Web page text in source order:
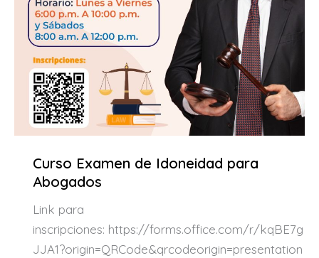
Curso Examen de Idoneidad para
Abogados
Link para
inscripciones: https://forms.office.com/r/kqBE7g
JJA1?origin=QRCode&qrcodeorigin=presentation